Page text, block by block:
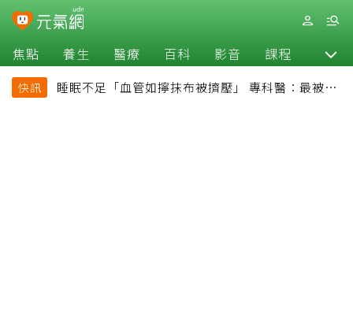
焦點 養生 醫療 百科 影音 課程 退休
快訊
睡眠不足「血管如擰抹布被擠壓」 專科醫：最被忽